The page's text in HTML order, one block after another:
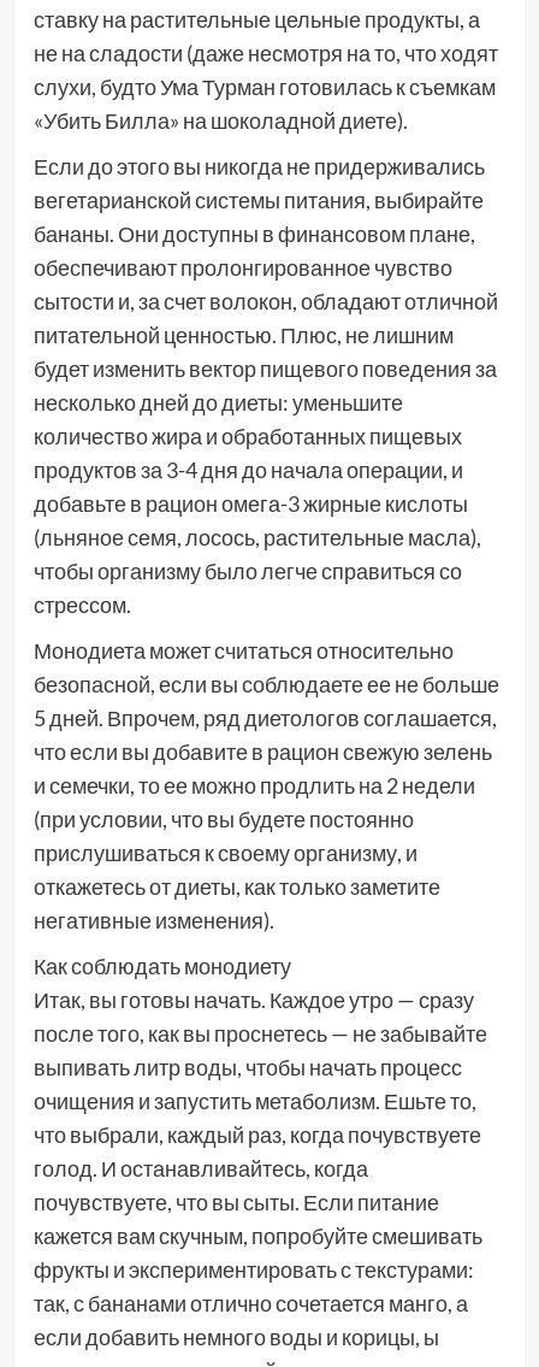
ставку на растительные цельные продукты, а
не на сладости (даже несмотря на то, что ходят
слухи, будто Ума Турман готовилась к съемкам
«Убить Билла» на шоколадной диете).
Если до этого вы никогда не придерживались
вегетарианской системы питания, выбирайте
бананы. Они доступны в финансовом плане,
обеспечивают пролонгированное чувство
сытости и, за счет волокон, обладают отличной
питательной ценностью. Плюс, не лишним
будет изменить вектор пищевого поведения за
несколько дней до диеты: уменьшите
количество жира и обработанных пищевых
продуктов за 3-4 дня до начала операции, и
добавьте в рацион омега-3 жирные кислоты
(льняное семя, лосось, растительные масла),
чтобы организму было легче справиться со
стрессом.
Монодиета может считаться относительно
безопасной, если вы соблюдаете ее не больше
5 дней. Впрочем, ряд диетологов соглашается,
что если вы добавите в рацион свежую зелень
и семечки, то ее можно продлить на 2 недели
(при условии, что вы будете постоянно
прислушиваться к своему организму, и
откажетесь от диеты, как только заметите
негативные изменения).
Как соблюдать монодиету
Итак, вы готовы начать. Каждое утро — сразу
после того, как вы проснетесь — не забывайте
выпивать литр воды, чтобы начать процесс
очищения и запустить метаболизм. Ешьте то,
что выбрали, каждый раз, когда почувствуете
голод. И останавливайтесь, когда
почувствуете, что вы сыты. Если питание
кажется вам скучным, попробуйте смешивать
фрукты и экспериментировать с текстурами:
так, с бананами отлично сочетается манго, а
если добавить немного воды и корицы, ы